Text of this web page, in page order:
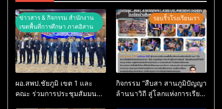
ข่าวสาร & กิจกรรม สำนักงาน
เขตพื้นที่การศึกษา ภาคอิสาน
ผอ.สพป.ชัยภูมิ เขต 1 และ
คณะ ร่วมการประชุมสัมมนา
รอบรั้วโรงเรียนเรา
กิจกรรม “สืบสา สานภูมิปัญญา
ล้านนาวิถี สู่โลกแห่งการเรียน